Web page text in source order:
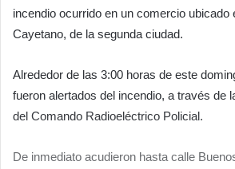
incendio ocurrido en un comercio ubicado
Cayetano, de la segunda ciudad.
Alrededor de las 3:00 horas de este
fueron alertados del incendio, a través de
del Comando Radioeléctrico Policial.
De inmediato acudieron hasta calle